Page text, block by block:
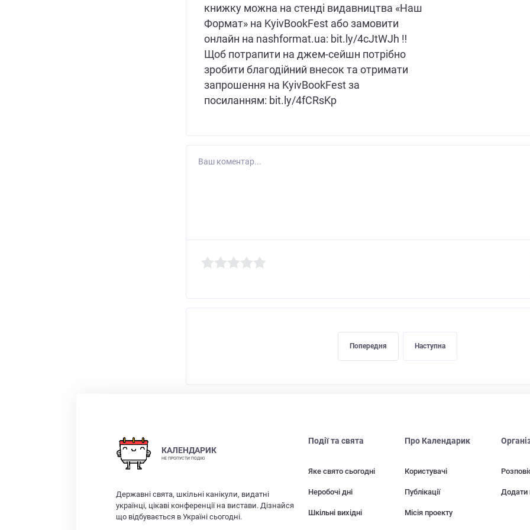
книжку можна на стенді видавництва «Наш
Формат» на KyivBookFest або замовити
онлайн на nashformat.ua: bit.ly/4cJtWJh ‼️
Щоб потрапити на джем-сейшн потрібно
зробити благодійний внесок та отримати
запрошення на KyivBookFest за
посиланням: bit.ly/4fCRsKp
Ваш коментар...
Попередня Наступна
КАЛЕНДАРИК
НЕ ПРОПУСТИ ПОДІЮ
Державні свята, шкільні канікули, видатні
українці, цікаві конференції на вистави. Дізнайся
що відбувається в Україні сьогодні.
Події та свята
Яке свято сьогодні
Неробочі дні
Шкільні вихідні
Про Календарик
Користувачі
Публікації
Місія проекту
Додати